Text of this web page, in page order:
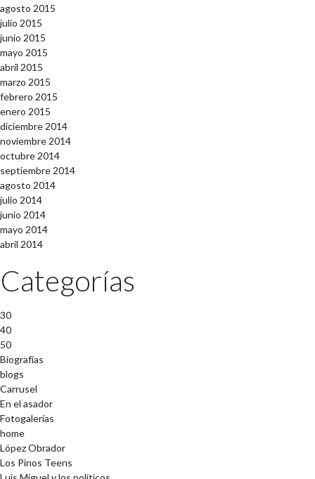
agosto 2015
julio 2015
junio 2015
mayo 2015
abril 2015
marzo 2015
febrero 2015
enero 2015
diciembre 2014
noviembre 2014
octubre 2014
septiembre 2014
agosto 2014
julio 2014
junio 2014
mayo 2014
abril 2014
Categorías
30
40
50
Biografías
blogs
Carrusel
En el asador
Fotogalerías
home
López Obrador
Los Pinos Teens